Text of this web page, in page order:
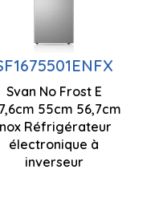
1780 x 700
Svan No Frost E
55cm 56,7cm
Réfrigérateur
électronique à
inverseur
Technologie
antigel
Moteur à
inverseur